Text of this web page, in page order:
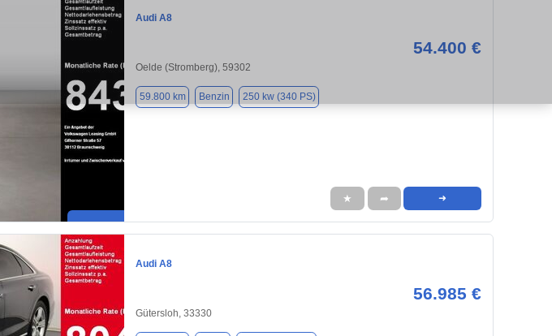
Audi A8
54.400 €
Oelde (Stromberg), 59302
59.800 km Benzin 250 kw (340 PS)
★ ➦ ➜
Audi A8
56.985 €
Gütersloh, 33330